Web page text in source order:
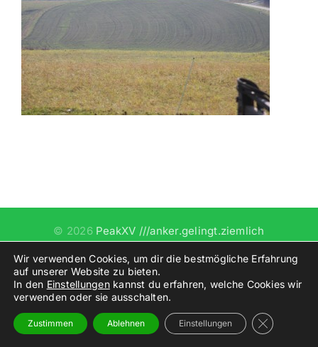
© 2026 PeakXV ///anker.gelingt.ziemlich
Instagram
Wir verwenden Cookies, um dir die bestmögliche Erfahrung
auf unserer Website zu bieten.
In den Einstellungenkannst du erfahren, welche Cookies wir
verwenden oder sie ausschalten.
Zustimmen Ablehnen Einstellungen GDPR